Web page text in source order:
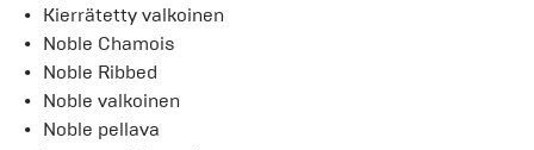
Kierrätetty valkoinen
Noble Chamois
Noble Ribbed
Noble valkoinen
Noble pellava